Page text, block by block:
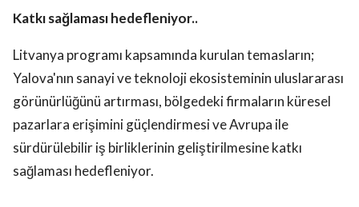
Katkı sağlaması hedefleniyor..
Litvanya programı kapsamında kurulan temasların;
Yalova'nın sanayi ve teknoloji ekosisteminin uluslararası
görünürlüğünü artırması, bölgedeki firmaların küresel
pazarlara erişimini güçlendirmesi ve Avrupa ile
sürdürülebilir iş birliklerinin geliştirilmesine katkı
sağlaması hedefleniyor.